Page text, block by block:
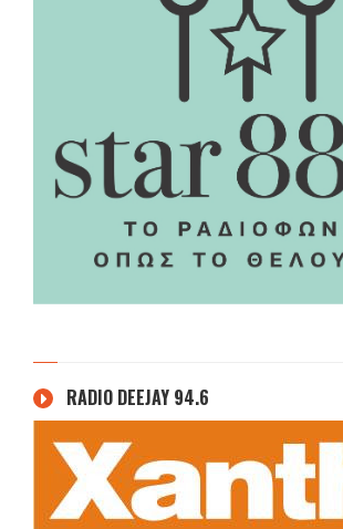
RADIO DEEJAY 94.6